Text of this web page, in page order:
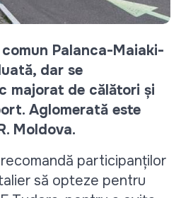
Palanca-Maiaki-
dar se
majorat de călători și
Aglomerată este
Moldova.
participanților
să opteze pentru